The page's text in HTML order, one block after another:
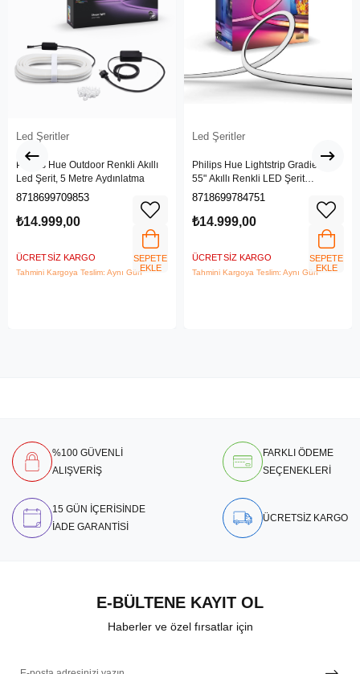
Led Şeritler
Philips Hue Outdoor Renkli Akıllı
Led Şerit, 5 Metre Aydınlatma
8718699709853
₺14.999,00
ÜCRETSIZ KARGO
Tahmini Kargoya Teslim: Aynı Gün
SEPETE
EKLE
Led Şeritler
Philips Hue Lightstrip Gradient TV
55" Akıllı Renkli LED Şerit
Aydınlatma
8718699784751
₺14.999,00
ÜCRETSIZ KARGO
Tahmini Kargoya Teslim: Aynı Gün
SEPETE
EKLE
%100 GÜVENLİ
ALIŞVERİŞ
FARKLI ÖDEME
SEÇENEKLERİ
15 GÜN İÇERİSİNDE
İADE GARANTİSİ
ÜCRETSİZ KARGO
E-BÜLTENE KAYIT OL
Haberler ve özel fırsatlar için